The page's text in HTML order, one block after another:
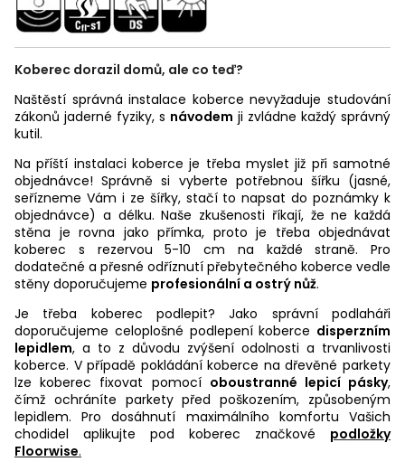
Koberec dorazil domů, ale co teď?
Naštěstí správná instalace koberce nevyžaduje studování
zákonů jaderné fyziky, s návodem ji zvládne každý správný
kutil.
Na příští instalaci koberce je třeba myslet již při samotné
objednávce! Správně si vyberte potřebnou šířku (jasné,
seřízneme Vám i ze šířky, stačí to napsat do poznámky k
objednávce) a délku. Naše zkušenosti říkají, že ne každá
stěna je rovna jako přímka, proto je třeba objednávat
koberec s rezervou 5-10 cm na každé straně. Pro
dodatečné a přesné odříznutí přebytečného koberce vedle
stěny doporučujeme profesionální a ostrý nůž.
Je třeba koberec podlepit? Jako správní podlaháři
doporučujeme celoplošné podlepení koberce disperzním
lepidlem, a to z důvodu zvýšení odolnosti a trvanlivosti
koberce. V případě pokládání koberce na dřevěné parkety
lze koberec fixovat pomocí oboustranné lepicí pásky,
čímž ochráníte parkety před poškozením, způsobeným
lepidlem. Pro dosáhnutí maximálního komfortu Vašich
chodidel aplikujte pod koberec značkové podložky
Floorwise.